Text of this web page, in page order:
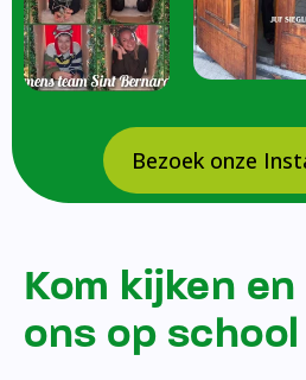
Bezoek onze
Kom kijken
ons op school